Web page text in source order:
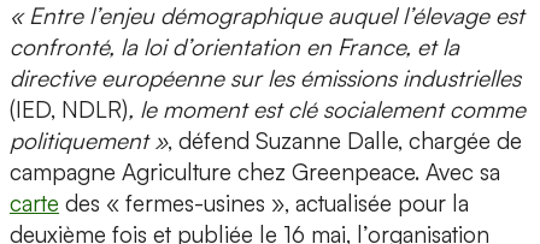
« Entre l’enjeu démographique auquel l’élevage est
confronté, la loi d’orientation en France, et la
directive européenne sur les émissions industrielles
(IED, NDLR), le moment est clé socialement comme
politiquement », défend Suzanne Dalle, chargée de
campagne Agriculture chez Greenpeace. Avec sa
carte des « fermes-usines », actualisée pour la
deuxième fois et publiée le 16 mai, l’organisation